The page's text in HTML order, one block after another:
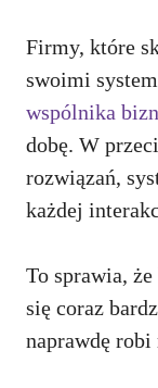
Firmy, które
swoimi
wspólnika
dobę. W
rozwiązań,
każdej
To sprawia,
się coraz
naprawdę robi